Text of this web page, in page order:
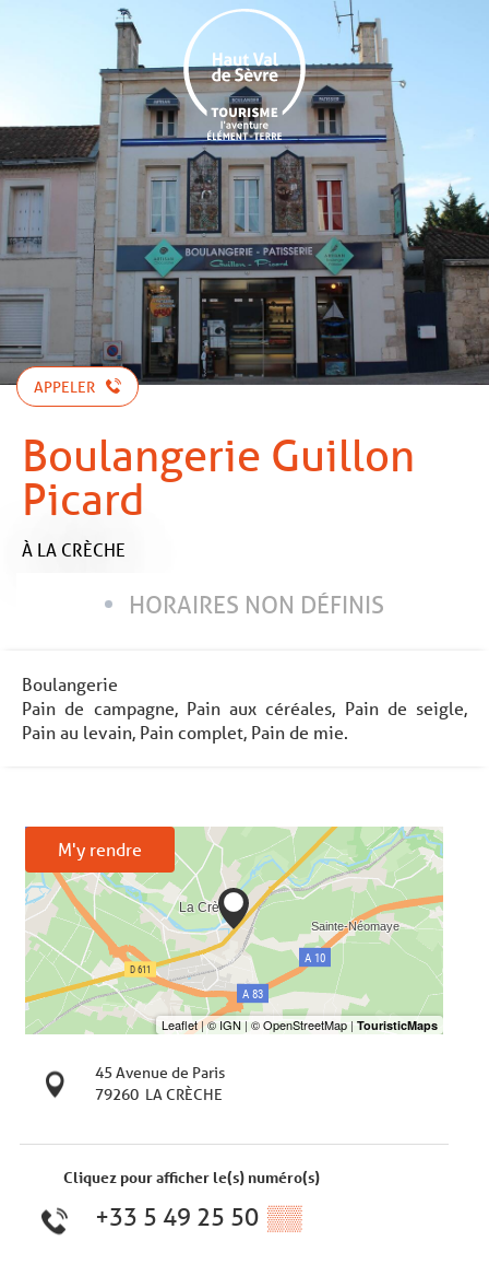
APPELER
Boulangerie Guillon
Picard
À LA CRÈCHE
HORAIRES NON DÉFINIS
Boulangerie
Pain de campagne, Pain aux céréales, Pain de seigle,
Pain au levain, Pain complet, Pain de mie.
M'y rendre
45 Avenue de Paris
79260 LA CRÈCHE
Cliquez pour afficher le(s) numéro(s)
+33 5 49 25 50 ▒▒